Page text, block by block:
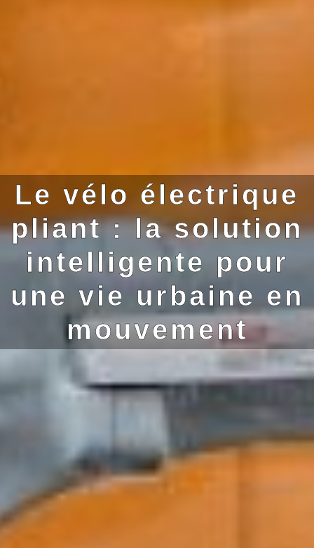
Le vélo électrique
pliant : la solution
intelligente pour
une vie urbaine en
mouvement